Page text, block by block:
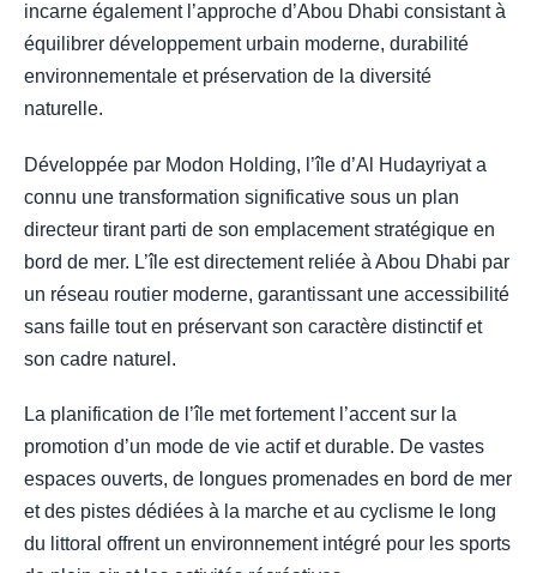
incarne également l’approche d’Abou Dhabi consistant à
équilibrer développement urbain moderne, durabilité
environnementale et préservation de la diversité
naturelle.
Développée par Modon Holding, l’île d’Al Hudayriyat a
connu une transformation significative sous un plan
directeur tirant parti de son emplacement stratégique en
bord de mer. L’île est directement reliée à Abou Dhabi par
un réseau routier moderne, garantissant une accessibilité
sans faille tout en préservant son caractère distinctif et
son cadre naturel.
La planification de l’île met fortement l’accent sur la
promotion d’un mode de vie actif et durable. De vastes
espaces ouverts, de longues promenades en bord de mer
et des pistes dédiées à la marche et au cyclisme le long
du littoral offrent un environnement intégré pour les sports